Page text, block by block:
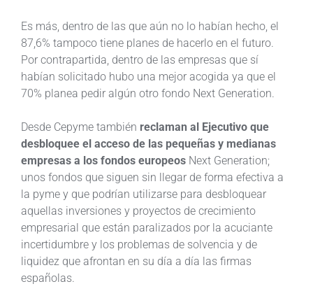
Es más, dentro de las que aún no lo habían hecho, el
87,6% tampoco tiene planes de hacerlo en el futuro.
Por contrapartida, dentro de las empresas que sí
habían solicitado hubo una mejor acogida ya que el
70% planea pedir algún otro fondo Next Generation.
Desde Cepyme también reclaman al Ejecutivo que
desbloquee el acceso de las pequeñas y medianas
empresas a los fondos europeos Next Generation;
unos fondos que siguen sin llegar de forma efectiva a
la pyme y que podrían utilizarse para desbloquear
aquellas inversiones y proyectos de crecimiento
empresarial que están paralizados por la acuciante
incertidumbre y los problemas de solvencia y de
liquidez que afrontan en su día a día las firmas
españolas.